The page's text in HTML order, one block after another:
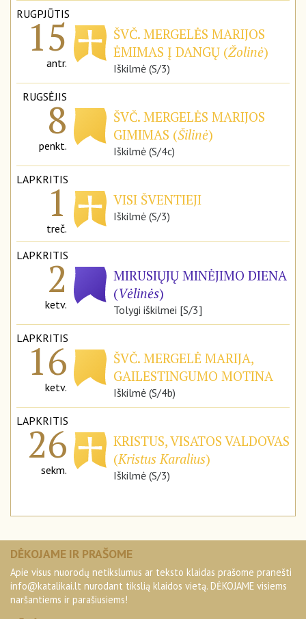
RUGPJŪTIS
15
antr.
ŠVČ. MERGELĖS MARIJOS
ĖMIMAS Į DANGŲ (Žolinė)
Iškilmė (S/3)
RUGSĖJIS
8
penkt.
ŠVČ. MERGELĖS MARIJOS
GIMIMAS (Šilinė)
Iškilmė (S/4c)
LAPKRITIS
1
treč.
VISI ŠVENTIEJI
Iškilmė (S/3)
LAPKRITIS
2
ketv.
MIRUSIŲJŲ MINĖJIMO DIENA
(Vėlinės)
Tolygi iškilmei [S/3]
LAPKRITIS
16
ketv.
ŠVČ. MERGELĖ MARIJA,
GAILESTINGUMO MOTINA
Iškilmė (S/4b)
LAPKRITIS
26
sekm.
KRISTUS, VISATOS VALDOVAS
(Kristus Karalius)
Iškilmė (S/3)
DĖKOJAME IR PRAŠOME
Apie visus nuorodų netikslumus ar teksto klaidas prašome pranešti
info@katalikai.lt nurodant tikslią klaidos vietą. DĖKOJAME visiems
naršantiems ir parašiusiems!